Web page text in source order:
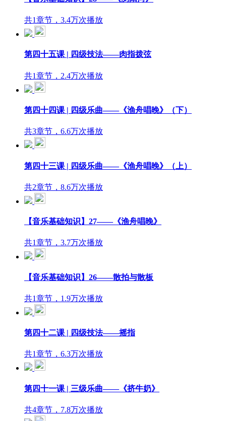
共1章节，3.4万次播放
第四十五课 | 四级技法——肉指拨弦
共1章节，2.4万次播放
第四十四课 | 四级乐曲——《渔舟唱晚》（下）
共3章节，6.6万次播放
第四十三课 | 四级乐曲——《渔舟唱晚》（上）
共2章节，8.6万次播放
【音乐基础知识】27——《渔舟唱晚》
共1章节，3.7万次播放
【音乐基础知识】26——散拍与散板
共1章节，1.9万次播放
第四十二课 | 四级技法——摇指
共1章节，6.3万次播放
第四十一课 | 三级乐曲——《挤牛奶》
共4章节，7.8万次播放